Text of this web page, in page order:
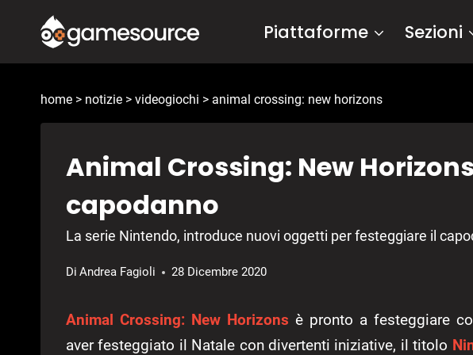
contenuto
Piattaforme Sezioni
home > notizie > videogiochi > animal crossing: new horizons
Animal Crossing: New
capodanno
La serie Nintendo, introduce nuovi oggetti per festeggiare il
Di Andrea Fagioli 28 Dicembre 2020
Animal Crossing: New Horizons è pronto a festeggiare
aver festeggiato il Natale con divertenti iniziative, il titolo